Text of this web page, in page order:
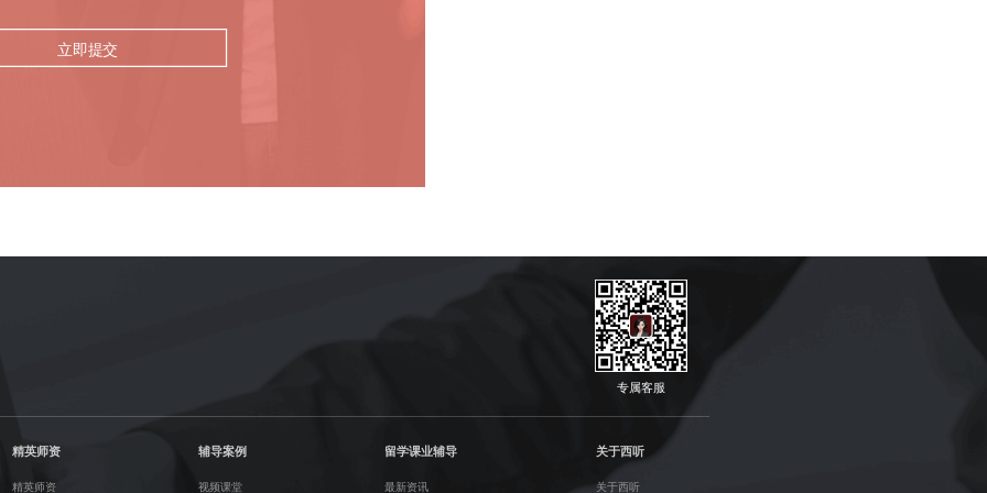
立即提交
专属客服
精英师资
精英师资
辅导案例
视频课堂
留学课业辅导
最新资讯
关于西听
关于西听